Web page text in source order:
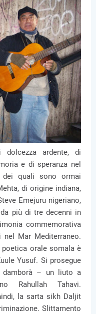
ardente, di
e di speranza nel
quali sono ormai
di origine indiana,
Emejuru nigeriano,
più di tre decenni in
commemorativa
Mar Mediterraneo.
orale somala è
Yusuf. Si prosegue
damborà – un liuto a
Rahullah Tahavi.
la sarta sikh Daljit
Slittamento